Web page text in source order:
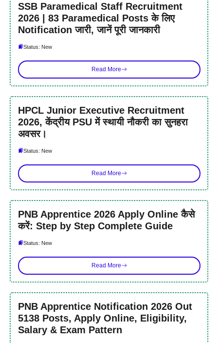
SSB Paramedical Staff Recruitment
2026 | 83 Paramedical Posts के लिए
Notification जारी, जानें पूरी जानकारी
Status: New
Read More
HPCL Junior Executive Recruitment
2026, केंद्रीय PSU में स्थायी नौकरी का सुनहरा
अवसर।
Status: New
Read More
PNB Apprentice 2026 Apply Online कैसे
करें: Step by Step Complete Guide
Status: New
Read More
PNB Apprentice Notification 2026 Out
5138 Posts, Apply Online, Eligibility,
Salary & Exam Pattern